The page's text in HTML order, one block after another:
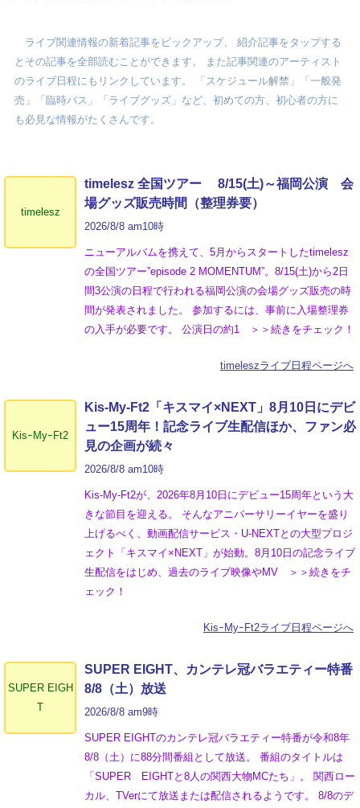
ライブ関連情報の新着記事をピックアップ、 紹介記事をタップする
とその記事を全部読むことができます。 また記事関連のアーティスト
のライブ日程にもリンクしています。 「スケジュール解禁」「一般発
売」「臨時バス」「ライブグッズ」など、初めての方、初心者の方に
も必見な情報がたくさんです。
timelesz
timelesz 全国ツアー 8/15(土)～福岡公演 会
場グッズ販売時間（整理券要）
2026/8/8 am10時
ニューアルバムを携えて、5月からスタートしたtimelesz
の全国ツアー”episode 2 MOMENTUM”。8/15(土)から2日
間3公演の日程で行われる福岡公演の会場グッズ販売の時
間が発表されました。 参加するには、事前に入場整理券
の入手が必要です。 公演日の約1 ＞＞続きをチェック！
timeleszライブ日程ページへ
KisｰMyｰFt2
Kis-My-Ft2「キスマイ×NEXT」8月10日にデビ
ュー15周年！記念ライブ生配信ほか、ファン必
見の企画が続々
2026/8/8 am10時
Kis-My-Ft2が、2026年8月10日にデビュー15周年という大
きな節目を迎える。 そんなアニバーサリーイヤーを盛り
上げるべく、動画配信サービス・U-NEXTとの大型プロジ
ェクト「キスマイ×NEXT」が始動。8月10日の記念ライブ
生配信をはじめ、過去のライブ映像やMV ＞＞続きをチ
ェック！
KisｰMyｰFt2ライブ日程ページへ
SUPER EIGH
T
SUPER EIGHT、カンテレ冠バラエティー特番
8/8（土）放送
2026/8/8 am9時
SUPER EIGHTのカンテレ冠バラエティー特番が令和8年
8/8（土）に88分間番組として放送。 番組のタイトルは
「SUPER EIGHTと8人の関西大物MCたち」。 関西ロー
カル、TVerにて放送または配信されるようです。 8/8のデ